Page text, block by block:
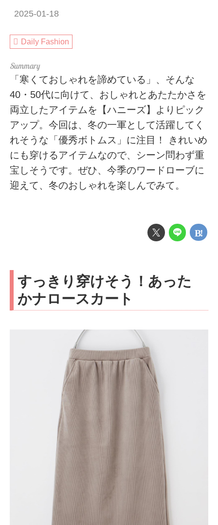
2025-01-18
Daily Fashion
「寒くておしゃれを諦めている」、そんな
40・50代に向けて、おしゃれとあたたかさを
両立したアイテムを【ハニーズ】よりピック
アップ。今回は、冬の一軍として活躍してく
れそうな「優秀ボトムス」に注目！ きれいめ
にも穿けるアイテムなので、シーン問わず重
宝しそうです。ぜひ、今季のワードローブに
迎えて、冬のおしゃれを楽しんでみて。
すっきり穿けそう！あった
かナロースカート